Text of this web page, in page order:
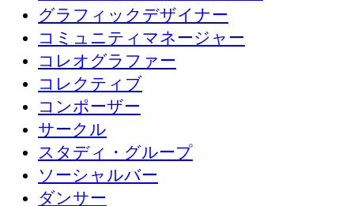
グラフィックデザイナー
コミュニティマネージャー
コレオグラファー
コレクティブ
コンポーザー
サークル
スタディ・グループ
ソーシャルバー
ダンサー